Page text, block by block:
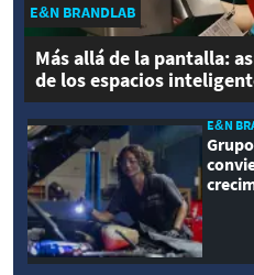
E&N BRANDLAB
Más allá de la pantalla:
de los espacios
E&N